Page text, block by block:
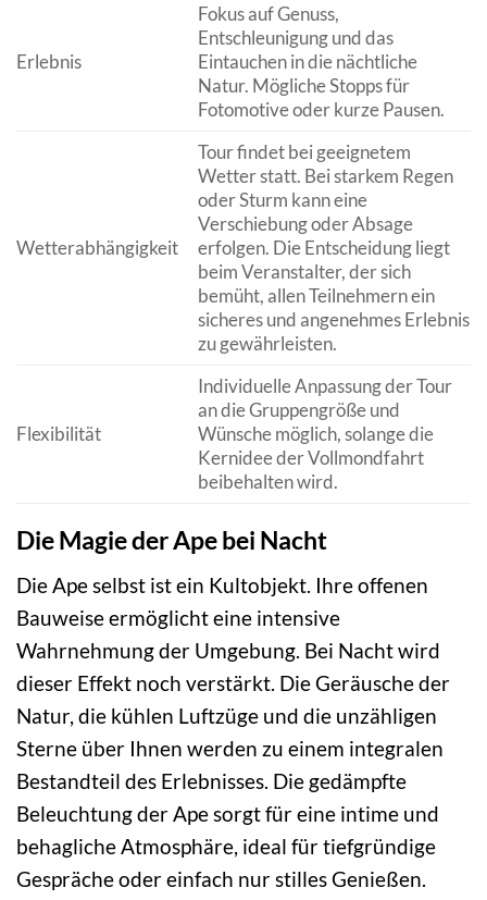
Erlebnis
Fokus auf Genuss,
Entschleunigung und das
Eintauchen in die nächtliche
Natur. Mögliche Stopps für
Fotomotive oder kurze Pausen.
Wetterabhängigkeit
Tour findet bei geeignetem
Wetter statt. Bei starkem Regen
oder Sturm kann eine
Verschiebung oder Absage
erfolgen. Die Entscheidung liegt
beim Veranstalter, der sich
bemüht, allen Teilnehmern ein
sicheres und angenehmes Erlebnis
zu gewährleisten.
Flexibilität
Individuelle Anpassung der Tour
an die Gruppengröße und
Wünsche möglich, solange die
Kernidee der Vollmondfahrt
beibehalten wird.
Die Magie der Ape bei Nacht
Die Ape selbst ist ein Kultobjekt. Ihre offenen
Bauweise ermöglicht eine intensive
Wahrnehmung der Umgebung. Bei Nacht wird
dieser Effekt noch verstärkt. Die Geräusche der
Natur, die kühlen Luftzüge und die unzähligen
Sterne über Ihnen werden zu einem integralen
Bestandteil des Erlebnisses. Die gedämpfte
Beleuchtung der Ape sorgt für eine intime und
behagliche Atmosphäre, ideal für tiefgründige
Gespräche oder einfach nur stilles Genießen.